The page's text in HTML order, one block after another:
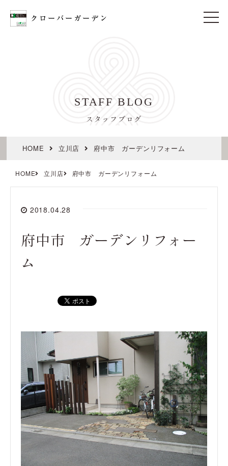
t
STAFF BLOG
スタッフブログ
HOME 立川店 府中市 ガーデンリフォーム
HOME 立川店 府中市 ガーデンリフォーム
2018.04.28
府中市 ガーデンリフォー
ム